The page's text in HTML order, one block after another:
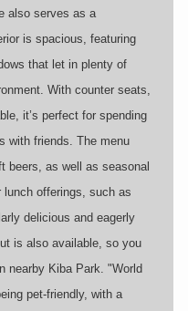
also serves as a
is spacious, featuring
that let in plenty of
With counter seats,
it’s perfect for spending
with friends. The menu
beers, as well as seasonal
offerings, such as
delicious and eagerly
is also available, so you
nearby Kiba Park. "World
pet-friendly, with a